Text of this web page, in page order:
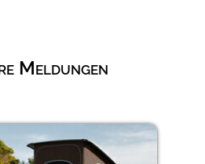
Meldungen